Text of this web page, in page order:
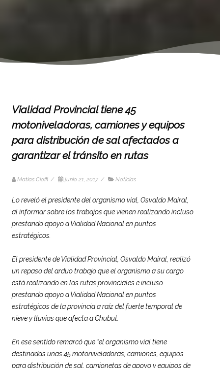
Vialidad Provincial tiene 45
motoniveladoras, camiones y equipos
para distribución de sal afectados a
garantizar el tránsito en rutas
Matias Cioffi / junio 21, 2017 / Noticias
Lo reveló el presidente del organismo vial, Osvaldo Mairal,
al informar sobre los trabajos que vienen realizando incluso
prestando apoyo a Vialidad Nacional en puntos
estratégicos.
El presidente de Vialidad Provincial, Osvaldo Mairal, realizó
un repaso del arduo trabajo que el organismo a su cargo
está realizando en las rutas provinciales e incluso
prestando apoyo a Vialidad Nacional en puntos
estratégicos de la provincia a raíz del fuerte temporal de
nieve y lluvias que afecta a Chubut.
En ese sentido remarcó que “el organismo vial tiene
destinadas unas 45 motoniveladoras, camiones, equipos
para distribución de sal, camionetas de apoyo y equipos de